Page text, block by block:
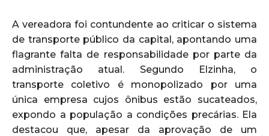
A vereadora foi contundente ao criticar o sistema
de transporte público da capital, apontando uma
flagrante falta de responsabilidade por parte da
administração atual. Segundo Elzinha, o
transporte coletivo é monopolizado por uma
única empresa cujos ônibus estão sucateados,
expondo a população a condições precárias. Ela
destacou que, apesar da aprovação de um